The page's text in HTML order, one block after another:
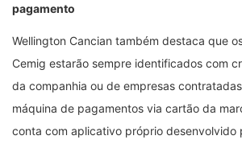
pagamento
Wellington Cancian também destaca que
Cemig estarão sempre identificados com
da companhia ou de empresas
máquina de pagamentos via cartão da
conta com aplicativo próprio desenvolvido